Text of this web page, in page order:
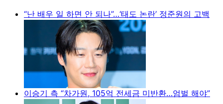
“난 배우 일 하면 안 되나”…‘태도 논란’ 정준원의 고백
이승기 측 “차가원, 105억 전세금 미반환…엄벌 해야”